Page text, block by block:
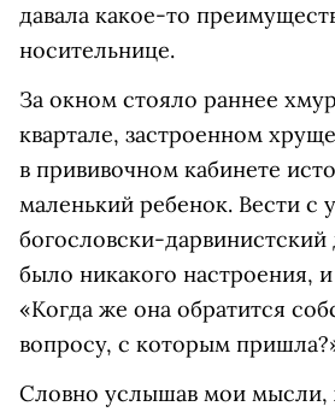
давала какое-то
носительнице.
За окном стояло раннее
квартале, застроенном
в прививочном кабинете
маленький ребенок. Вести с
богословски-
было никакого настроения,
«Когда же она обратится
вопросу, с которым
Словно услышав мои